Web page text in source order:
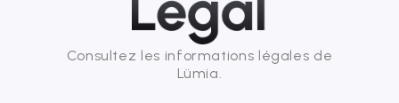
Consultez les informations légales de
Lümia.